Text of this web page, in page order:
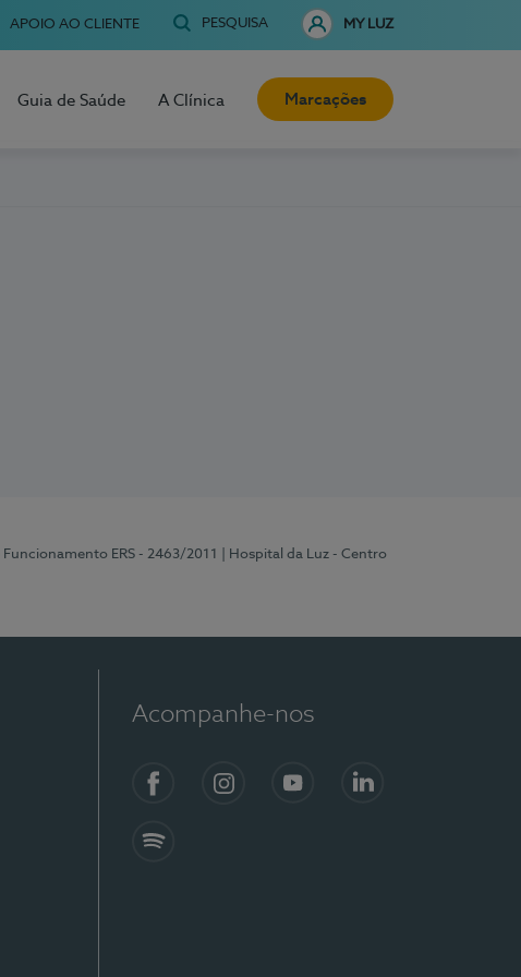
APOIO AO CLIENTE PESQUISA MY LUZ
Guia de Saúde A Clínica Marcações
Funcionamento ERS - 2463/2011
| Hospital da Luz - Centro
Acompanhe-nos